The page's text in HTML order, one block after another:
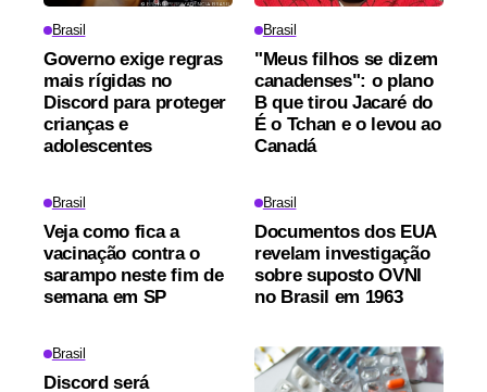
Brasil
Governo exige regras
mais rígidas no
Discord para proteger
crianças e
adolescentes
Brasil
"Meus filhos se dizem
canadenses": o plano
B que tirou Jacaré do
É o Tchan e o levou ao
Canadá
Brasil
Veja como fica a
vacinação contra o
sarampo neste fim de
semana em SP
Brasil
Documentos dos EUA
revelam investigação
sobre suposto OVNI
no Brasil em 1963
Brasil
Discord será